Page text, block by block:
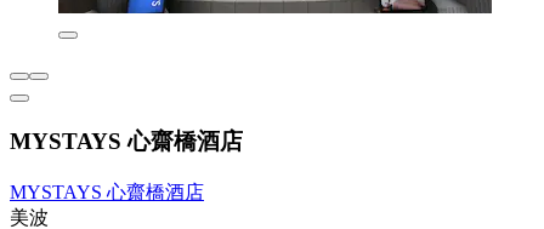
MYSTAYS 心齋橋酒店
MYSTAYS 心齋橋酒店
美波